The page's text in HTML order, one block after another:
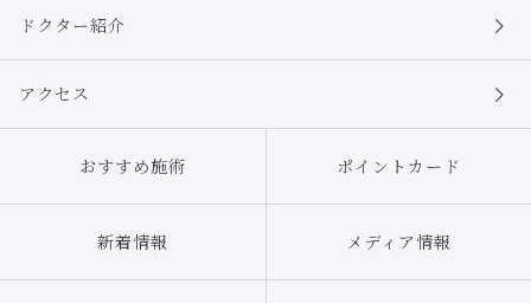
個人情報の第三者提供について
かじめご本人の同意を得ることなく、第三者に提供致しません。
本院は、ご本人から自己の個人情報についての開示の請求がある場合、速や
個人情報の内容に誤りがあり、ご本人から訂正・追加・削除の請求がある場
ることが確認できない場合には、これらの請求に応じません。
ドクター紹介
アクセス
おすすめ施術 ポイントカード
新着情報 メディア情報